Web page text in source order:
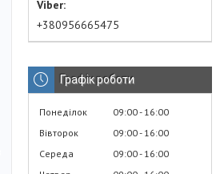
+380956665475
Графік роботи
Понеділок 09:00 16:00
Вівторок
09:00 16:00
Середа
09:00 16:00